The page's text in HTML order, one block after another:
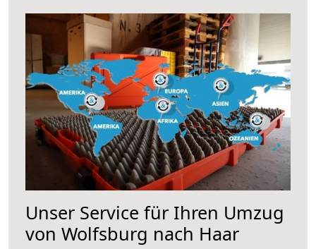
Unser Service für Ihren Umzug
von Wolfsburg nach Haar